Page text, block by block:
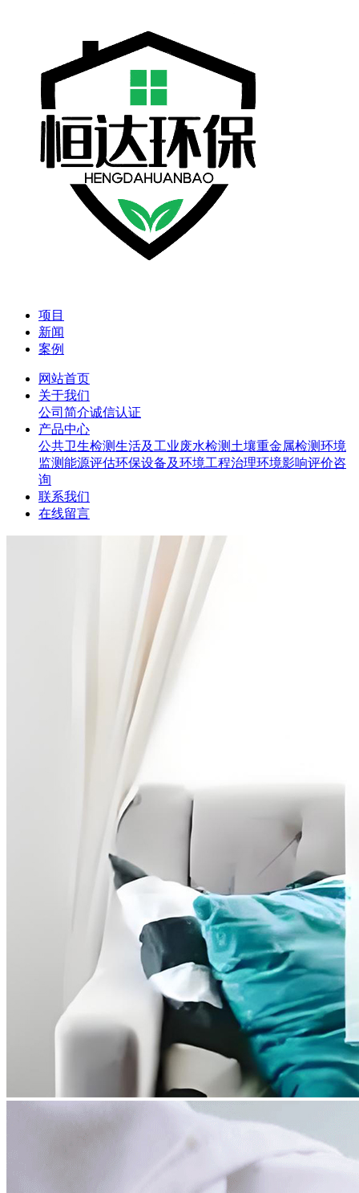
项目
新闻
案例
网站首页
关于我们
公司简介诚信认证
产品中心
公共卫生检测生活及工业废水检测 土壤重金属检测环境
监测能源评估环保设备及环境工程治理环境影响评价咨
询
联系我们
在线留言